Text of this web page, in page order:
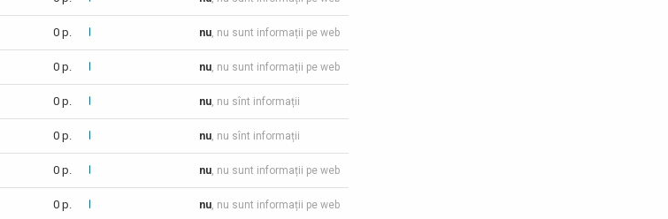
0 p. nu, nu sunt informații pe web
0 p. nu, nu sunt informații pe web
0 p. nu, nu sînt informații
0 p. nu, nu sînt informații
0 p. nu, nu sunt informații pe web
0 p. nu, nu sunt informații pe web